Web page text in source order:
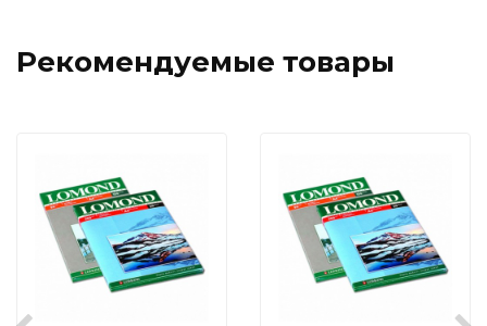
Рекомендуемые товары